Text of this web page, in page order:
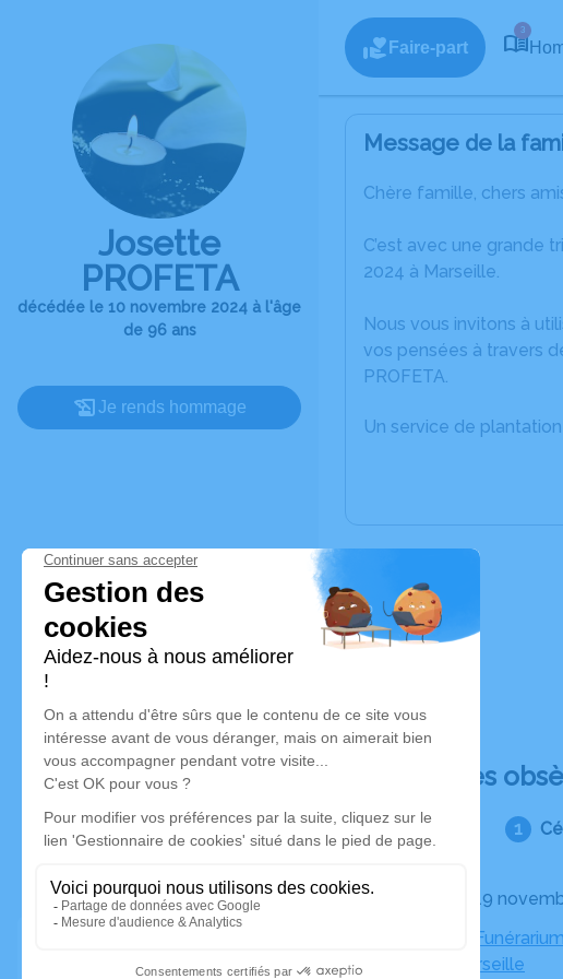
Josette
PROFETA
décédée le 10 novembre 2024 à l'âge
de 96 ans
Je rends hommage
Faire-part
3
Message de la
Chère famille, chers
C’est avec une grande
2024 à Marseille.
Nous vous invitons à
vos pensées à travers
PROFETA.
Un service de
Déroulé des
Le mardi 19
Chapelle
13005 Marseille